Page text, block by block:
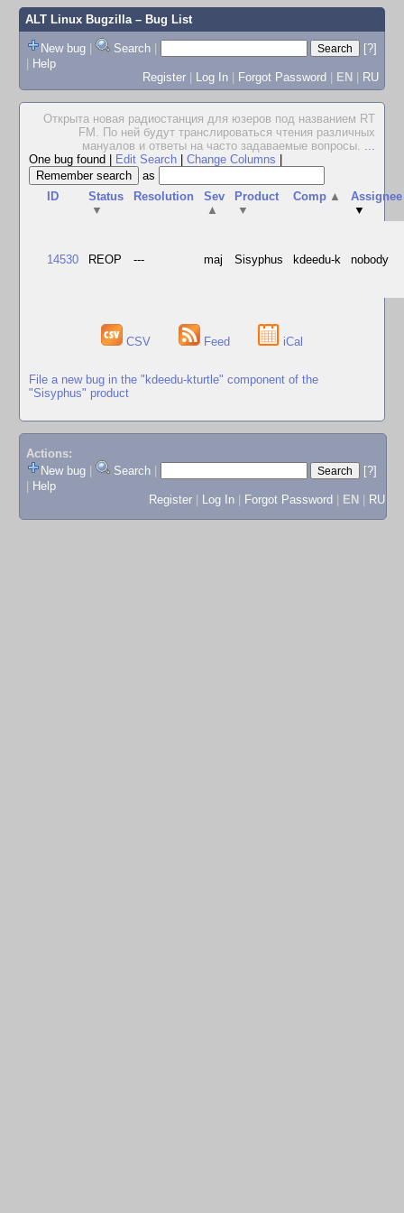
ALT Linux Bugzilla– Bug List
New bug | Search |
[?]
| Help
Register | Log In | Forgot Password | EN | RU
Открыта новая радиостанция для юзеров под названием RТ
FМ. По ней будут транслироваться чтения различных
мануалов и ответы на часто задаваемые вопросы. ...
One bug found
Edit Search Change Columns
as
ID
Status
▼
Resolution
Sev
▲
Product
▼
Comp ▲
Assignee
▼
14530 REOP --- maj Sisyphus kdeedu-k nobody
CSV Feed iCal
File a new bug in the "kdeedu-kturtle" component of the
"Sisyphus" product
Actions:
New bug
Search
[?]
Help
Register
Log In Forgot Password EN RU